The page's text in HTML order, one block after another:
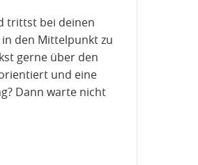
trittst bei deinen
den Mittelpunkt zu
gerne über den
und eine
Dann warte nicht